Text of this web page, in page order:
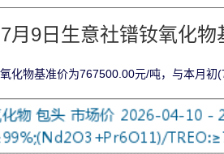
7月9日生意社镨钕氧化
化物基准价为767500.00元/吨，与本月初